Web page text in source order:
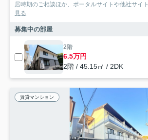
居時期のご相談ほか、ポータルサイトや他社サイ
見る
募集中の部屋
2階
6.5万円
2階 / 45.15㎡ / 2DK
賃貸マンション